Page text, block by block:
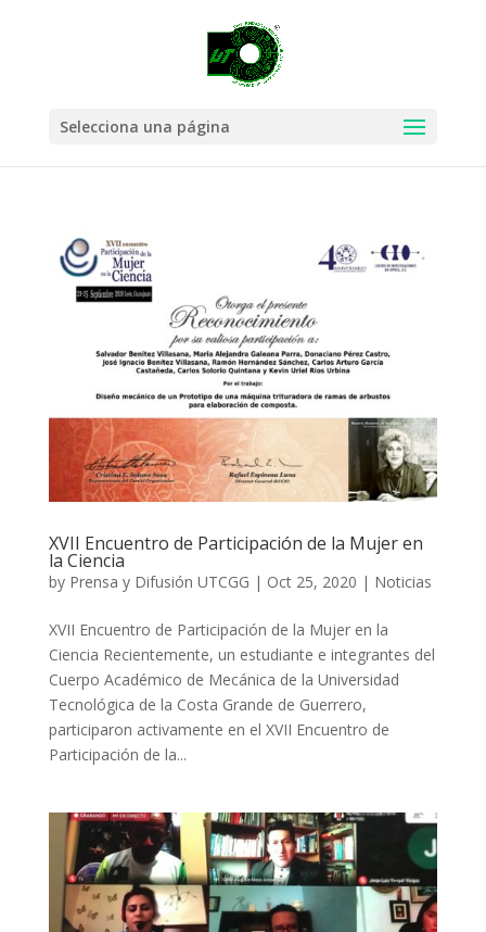
Selecciona una página
XVII Encuentro de Participación de la Mujer en
la Ciencia
by Prensa y Difusión UTCGG | Oct 25, 2020 | Noticias
XVII Encuentro de Participación de la Mujer en la
Ciencia Recientemente, un estudiante e integrantes del
Cuerpo Académico de Mecánica de la Universidad
Tecnológica de la Costa Grande de Guerrero,
participaron activamente en el XVII Encuentro de
Participación de la...